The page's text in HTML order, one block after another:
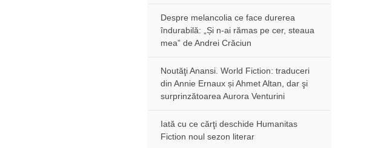
Despre melancolia ce face durerea
îndurabilă: „Și n-ai rămas pe cer, steaua
mea” de Andrei Crăciun
Noutăţi Anansi. World Fiction: traduceri
din Annie Ernaux și Ahmet Altan, dar şi
surprinzătoarea Aurora Venturini
Iată cu ce cărţi deschide Humanitas
Fiction noul sezon literar